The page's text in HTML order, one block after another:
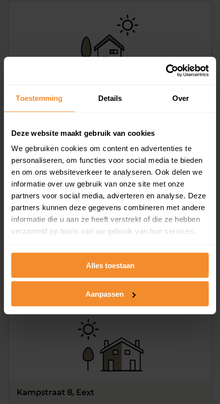
Toestemming Details Over
Deze website maakt gebruik van cookies
We gebruiken cookies om content en advertenties te
personaliseren, om functies voor social media te bieden
en om ons websiteverkeer te analyseren. Ook delen we
informatie over uw gebruik van onze site met onze
partners voor social media, adverteren en analyse. Deze
partners kunnen deze gegevens combineren met andere
informatie die u aan ze heeft verstrekt of die ze hebben
verzameld op basis van uw gebruik van hun services.
Alles toestaan
Aanpassen
113 m2
Op aanvraag
Kampstraat 8, Eext